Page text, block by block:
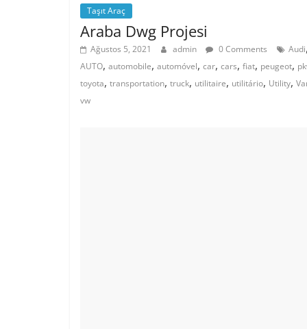
Taşıt Araç
Araba Dwg Projesi
Ağustos 5, 2021 admin 0 Comments Audi,
AUTO, automobile, automóvel, car, cars, fiat, peugeot,
toyota, transportation, truck, utilitaire, utilitário, Utility,
vw